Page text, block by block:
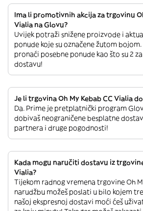
Ima li promotivnih akcija za trgovinu
Vialia na Glovu?
Uvijek potraži snižene proizvode i
ponude koje su označene žutom
pronaći posebne ponude kao što su 2
dostavu!
Je li trgovina Oh My Kebab CC Vialia
Da. Prime je pretplatnički program
dobivaš neograničene besplatne
partnera i druge pogodnosti!
Kada mogu naručiti dostavu iz
Vialia?
Tijekom radnog vremena trgovine Oh
narudžbu možeš poslati u bilo kojem
našoj ekspresnoj dostavi moći ćeš